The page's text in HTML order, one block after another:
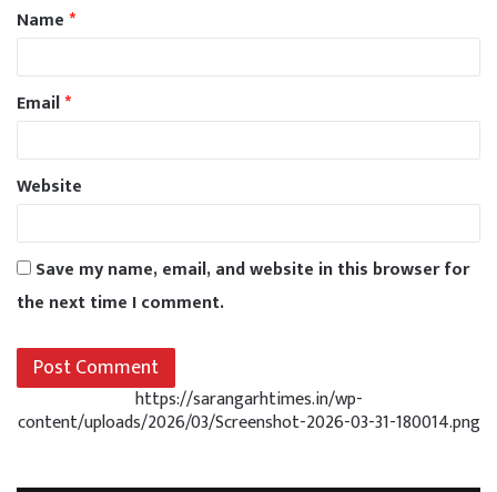
Name*
Email*
Website
Save my name, email, and website in this browser for
the next time I comment.
https://sarangarhtimes.in/wp-
content/uploads/2026/03/Screenshot-2026-03-31-180014.png